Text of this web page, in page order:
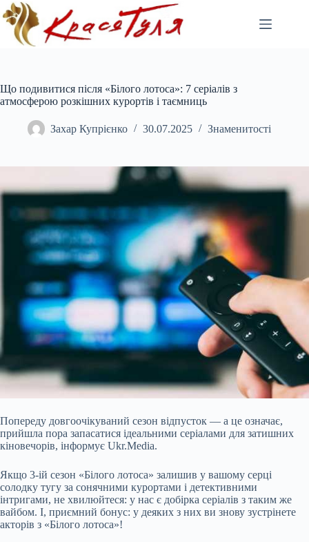
Перейти
до
вмісту
Що подивитися після «Білого лотоса»: 7 серіалів з
атмосферою розкішних курортів і таємниць
Захар Купрієнко 30.07.2025 Знаменитості
Попереду довгоочікуваний сезон відпусток — а це означає,
прийшла пора запасатися ідеальними серіалами для затишних
кіновечорів, інформує Ukr.Media.
Якщо 3-ій сезон «Білого лотоса» залишив у вашому серці
солодку тугу за сонячними курортами і детективними
інтригами, не хвилюйтеся: у нас є добірка серіалів з таким же
вайбом. І, приємний бонус: у деяких з них ви знову зустрінете
акторів з «Білого лотоса»!